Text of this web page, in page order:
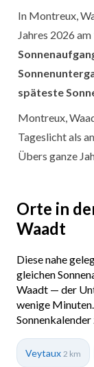
In Montreux,
Jahres 2026
späteste
Montreux,
Tageslicht als
Übers ganze
Orte in
Waadt
Diese nahe
gleichen
Waadt — der
wenige
Sonnenkalender
Veytaux 2 km